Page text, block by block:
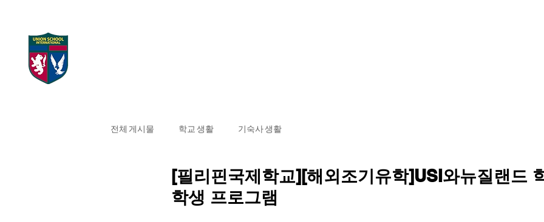
전체 게시물 학교 생활 기숙사 생활
[필리핀국제학교][해외조기유학]USI와뉴질랜드
학생 프로그램